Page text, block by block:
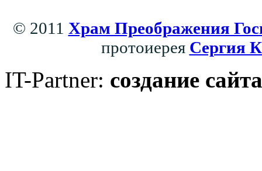
© 2011 Храм Преображения
протоиерея Сергия
IT-Partner: создание сайта